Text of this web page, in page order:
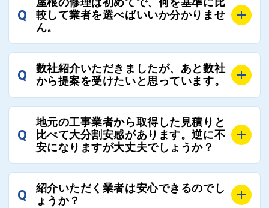
最大3社まで選定し、ご紹介いたします。
そのため、お客様に比較する業者を選定いただく必要
Q
較して業者を選べばいいか分かりませ
ん。
選定基準はお客様によって異なりますが、価格はもち
ろんのこと、実績面や保証面、担当者の人柄や社歴、
し、総合的に判断ください。
また、選定に迷った際などは屋根コネクト事務局へご
連絡いただければ、お客様の屋根修理を全面的にフォ
ローさせていただきます。お気軽にご相談ください。
Q
数社紹介いただきましたが、あと数社
から提案を受けたいと思っています。
全国300社以上の登録業者がございますので、プラス
でご紹介の要望をいただければ、即時屋根コネクトに
て対応させていただきます。お気軽にお申し付けくだ
Q
地元の工事業者から取得した見積りと
比べて大分割安感があります。逆に不
安になりますが大丈夫でしょうか？
残念ながら、リフォーム業界は費用の内訳に不透明な
部分が多く、一見同じ工事でも１００万円以上の差が
Q
紹介いただく業者は安心できるのでし
ょうか？